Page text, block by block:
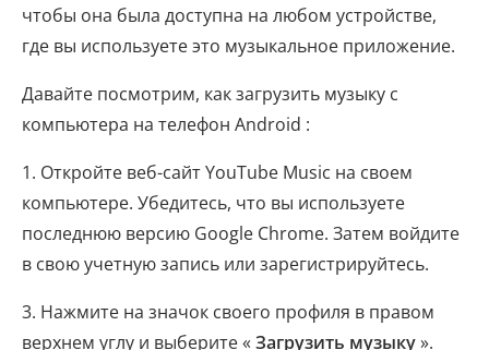
чтобы она была доступна на любом устройстве,
где вы используете это музыкальное приложение.
Давайте посмотрим, как загрузить музыку с
компьютера на телефон Android :
1. Откройте веб-сайт YouTube Music на своем
компьютере. Убедитесь, что вы используете
последнюю версию Google Chrome. Затем войдите
в свою учетную запись или зарегистрируйтесь.
3. Нажмите на значок своего профиля в правом
верхнем углу и выберите «Загрузить музыку».